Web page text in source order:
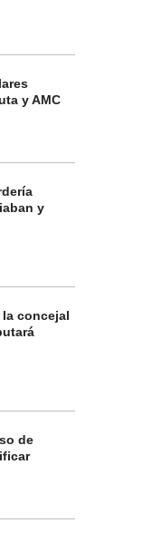
y AMC
y
concejal
de